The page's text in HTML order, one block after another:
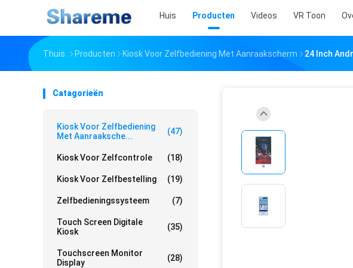
Huis Producten Videos VR Toon
Thuis Producten Kiosk Voor Zelfbediening Met Aanraakscherm 24 Inch
Catagorieën
Kiosk Voor Zelfbediening
Met Aanraaksche...
(47)
Kiosk Voor Zelfcontrole (18)
Kiosk Voor Zelfbestelling (19)
Zelfbedieningssysteem (7)
Touch Screen Digitale
Kiosk
(35)
Touchscreen Monitor
Display
(28)